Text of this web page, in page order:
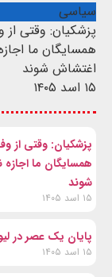
سیاسی
پزشکیان: وقتی
همسایگان ما
اغتشاش شوند
۱۵ اسد ۱۴۰۵
پزشکیان: وقتی از
همسایگان ما
شوند
۱۵ اسد ۱۴۰۵
پایان یک عصر در
۱۵ اسد ۱۴۰۵